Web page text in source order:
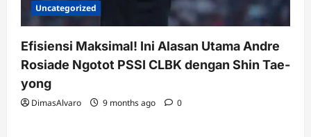
Uncategorized
Efisiensi Maksimal! Ini Alasan Utama Andre
Rosiade Ngotot PSSI CLBK dengan Shin Tae-
yong
DimasAlvaro 9 months ago 0